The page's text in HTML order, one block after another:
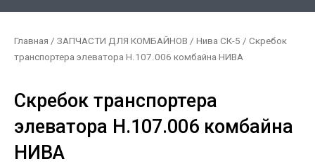
Главная / ЗАПЧАСТИ ДЛЯ КОМБАЙНОВ / Нива СК-5 / Скребок
транспортера элеватора Н.107.006 комбайна НИВА
Скребок транспортера
элеватора Н.107.006 комбайна
НИВА